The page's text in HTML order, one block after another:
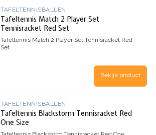
TAFELTENNISBALLEN
Tafeltennis Match 2 Player Set
Tennisracket Red Set
Tafeltennis Match 2 Player Set Tennisracket Red
Set
Bekijk product
TAFELTENNISBALLEN
Tafeltennis Blackstorm Tennisracket Red
One Size